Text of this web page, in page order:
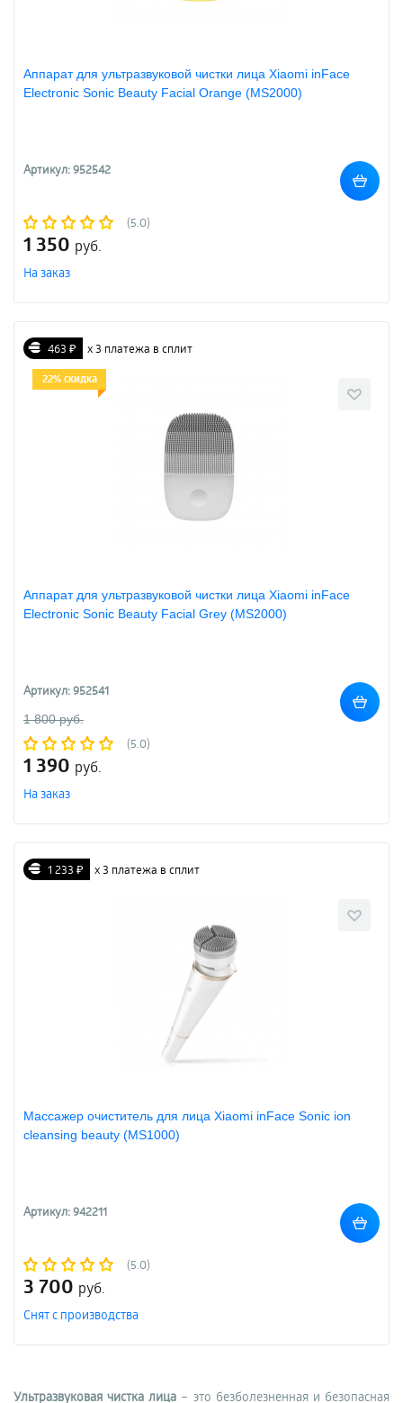
Аппарат для ультразвуковой чистки лица Xiaomi inFace
Electronic Sonic Beauty Facial Orange (MS2000)
Артикул: 952542
(5.0)
1 350 руб.
На заказ
463 ₽ х 3 платежа в сплит
22% скидка
Аппарат для ультразвуковой чистки лица Xiaomi inFace
Electronic Sonic Beauty Facial Grey (MS2000)
Артикул: 952541
1 800 руб.
(5.0)
1 390 руб.
На заказ
1 233 ₽ х 3 платежа в сплит
Массажер очиститель для лица Xiaomi inFace Sonic ion
cleansing beauty (MS1000)
Артикул: 942211
(5.0)
3 700 руб.
Снят с производства
Ультразвуковая чистка лица – это безболезненная и безопасная